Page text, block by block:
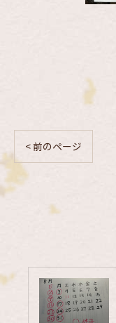
< 前のページ